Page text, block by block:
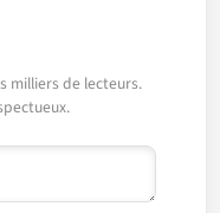
milliers de lecteurs.